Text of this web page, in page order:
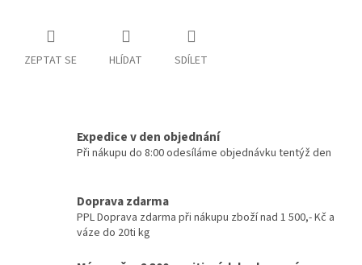
ZEPTAT SE HLÍDAT SDÍLET
Expedice v den objednání
Při nákupu do 8:00 odesíláme objednávku tentýž den
Doprava zdarma
PPL Doprava zdarma při nákupu zboží nad 1 500,- Kč a
váze do 20ti kg